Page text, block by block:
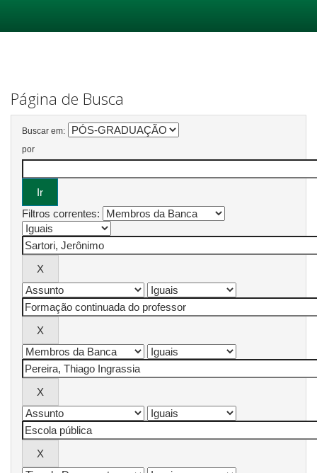
Página de Busca
Buscar em:
por
Filtros correntes: